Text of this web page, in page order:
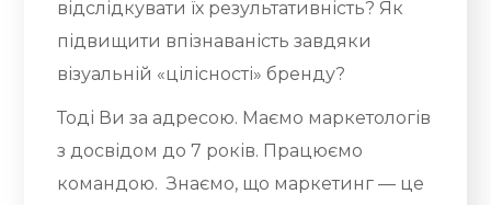
відслідкувати їх результативність? Як
підвищити впізнаваність завдяки
візуальній «цілісності» бренду?
Тоді Ви за адресою. Маємо маркетологів
з досвідом до 7 років. Працюємо
командою. Знаємо, що маркетинг — це